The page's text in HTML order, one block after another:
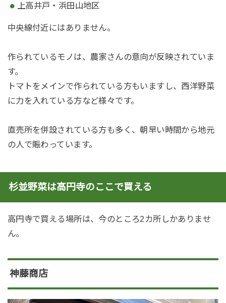
上高井戸・浜田山地区
中央線付近にはありません。
作られているモノは、農家さんの意向が反映されていま
す。
トマトをメインで作られている方もいますし、西洋野菜
に力を入れている方など様々です。
直売所を併設されている方も多く、朝早い時間から地元
の人で賑わっています。
杉並野菜は高円寺のここで買える
高円寺で買える場所は、今のところ2カ所しかありませ
ん。
神藤商店